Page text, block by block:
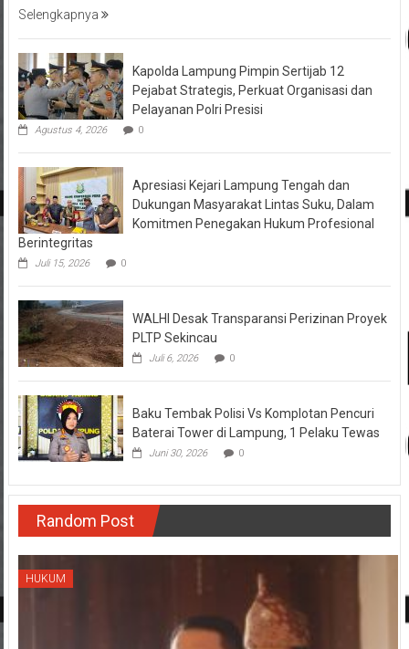
Selengkapnya
Kapolda Lampung Pimpin Sertijab 12
Pejabat Strategis, Perkuat Organisasi dan
Pelayanan Polri Presisi
Agustus 4, 2026 0
Apresiasi Kejari Lampung Tengah dan
Dukungan Masyarakat Lintas Suku, Dalam
Komitmen Penegakan Hukum Profesional
Berintegritas
Juli 15, 2026 0
WALHI Desak Transparansi Perizinan Proyek
PLTP Sekincau
Juli 6, 2026 0
Baku Tembak Polisi Vs Komplotan Pencuri
Baterai Tower di Lampung, 1 Pelaku Tewas
Juni 30, 2026 0
Random Post
HUKUM